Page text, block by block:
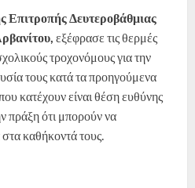
Επιτροπής Δευτεροβάθμιας
εξέφρασε τις θερμές
τροχονόμους για την
τους κατά τα προηγούμενα
κατέχουν είναι θέση ευθύνης
πράξη ότι μπορούν να
καθήκοντά τους.